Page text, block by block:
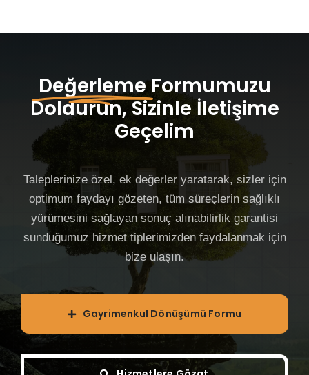
DeğerlemeFormumuzu
Doldurun, Sizinle İletişime
Geçelim
Taleplerinize özel, ek değerler yaratarak, sizler için
optimum faydayı gözeten, tüm süreçlerin sağlıklı
yürümesini sağlayan sonuç alınabilirlik garantisi
sunduğumuz hizmet tiplerimizden faydalanmak için
bize ulaşın.
Gayrimenkul Dönüşümü Formu